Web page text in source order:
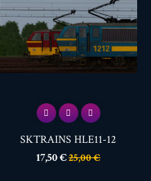
SKTRAINS HLE11-12
Prix
17,50 €Prix
25,00 €